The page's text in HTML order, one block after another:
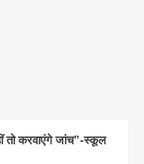
तो करवाएंगे जांच”-स्कूल